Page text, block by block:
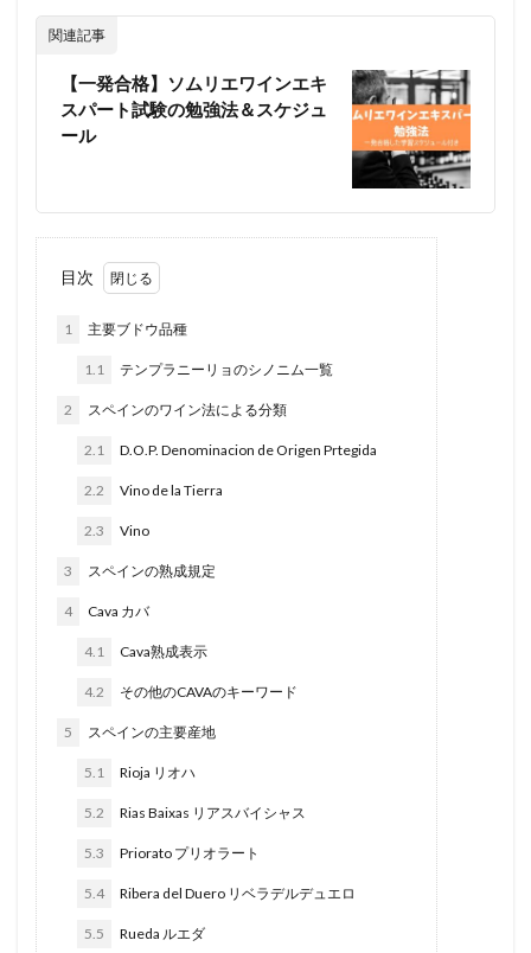
関連記事
【一発合格】ソムリエワインエキ
スパート試験の勉強法＆スケジュ
ール
目次
1 主要ブドウ品種
1.1 テンプラニーリョのシノニム一覧
2 スペインのワイン法による分類
2.1 D.O.P. Denominacion de Origen Prtegida
2.2 Vino de la Tierra
2.3 Vino
3 スペインの熟成規定
4 Cava カバ
4.1 Cava熟成表示
4.2 その他のCAVAのキーワード
5 スペインの主要産地
5.1 Rioja リオハ
5.2 Rias Baixas リアスバイシャス
5.3 Priorato プリオラート
5.4 Ribera del Duero リベラデルデュエロ
5.5 Rueda ルエダ